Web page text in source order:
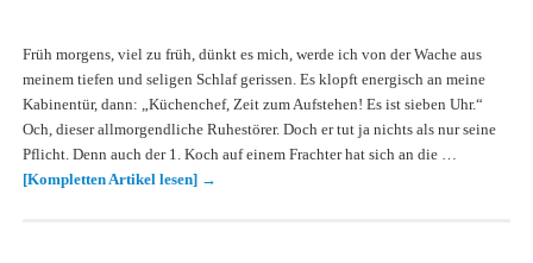
Früh morgens, viel zu früh, dünkt es mich, werde ich von der Wache aus
meinem tiefen und seligen Schlaf gerissen. Es klopft energisch an meine
Kabinentür, dann: „Küchenchef, Zeit zum Aufstehen! Es ist sieben Uhr.“
Och, dieser allmorgendliche Ruhestörer. Doch er tut ja nichts als nur seine
Pflicht. Denn auch der 1. Koch auf einem Frachter hat sich an die …
[Kompletten Artikel lesen] →